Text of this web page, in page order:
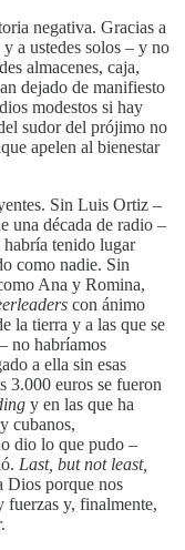
negativa. Gracias a
a ustedes solos – y no
almacenes, caja,
dejado de manifiesto
modestos si hay
sudor del prójimo no
apelen al bienestar
Sin Luis Ortiz –
una década de radio –
habría tenido lugar
como nadie. Sin
Ana y Romina,
con ánimo
la tierra y a las que se
no habríamos
a ella sin esas
3.000 euros se fueron
y en las que ha
cubanos,
dio lo que pudo –
Last, but not least,
Dios porque nos
fuerzas y, finalmente,